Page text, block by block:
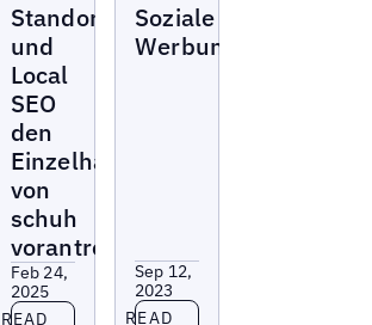
Standortmarketing
und
Local
SEO
den
Einzelhandelserfolg
von
schuh
vorantreiben
Feb 24,
2025
Read more
READ
Soziale
Werbung
Sep 12,
2023
Read more
READ